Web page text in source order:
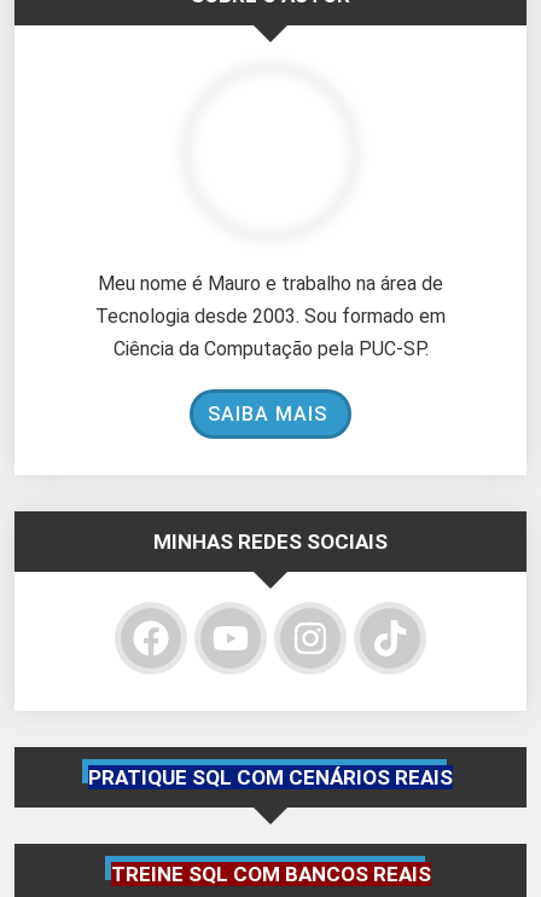
Meu nome é Mauro e trabalho na área de
Tecnologia desde 2003. Sou formado em
Ciência da Computação pela PUC-SP.
SAIBA MAIS
MINHAS REDES SOCIAIS
PRATIQUE SQL COM CENÁRIOS REAIS
TREINE SQL COM BANCOS REAIS